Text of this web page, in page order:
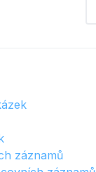
záznamů